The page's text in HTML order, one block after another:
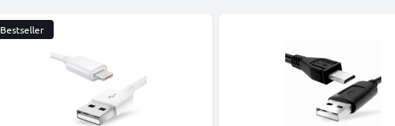
Bestseller